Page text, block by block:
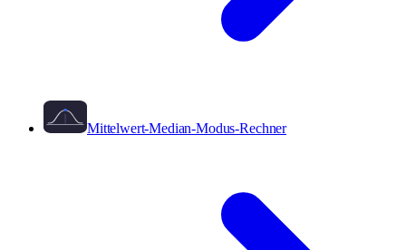
Mittelwert-Median-Modus-Rechner